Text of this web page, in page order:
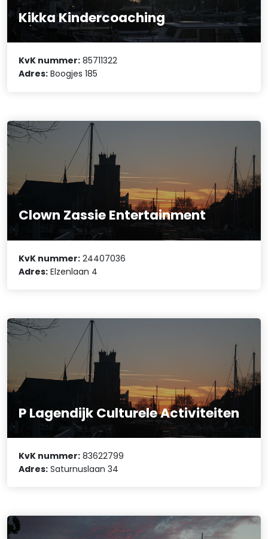
Kikka Kindercoaching
KvK nummer: 85711322
Adres: Boogjes 185
Clown Zassie Entertainment
KvK nummer: 24407036
Adres: Elzenlaan 4
P Lagendijk Culturele Activiteiten
KvK nummer: 83622799
Adres: Saturnuslaan 34